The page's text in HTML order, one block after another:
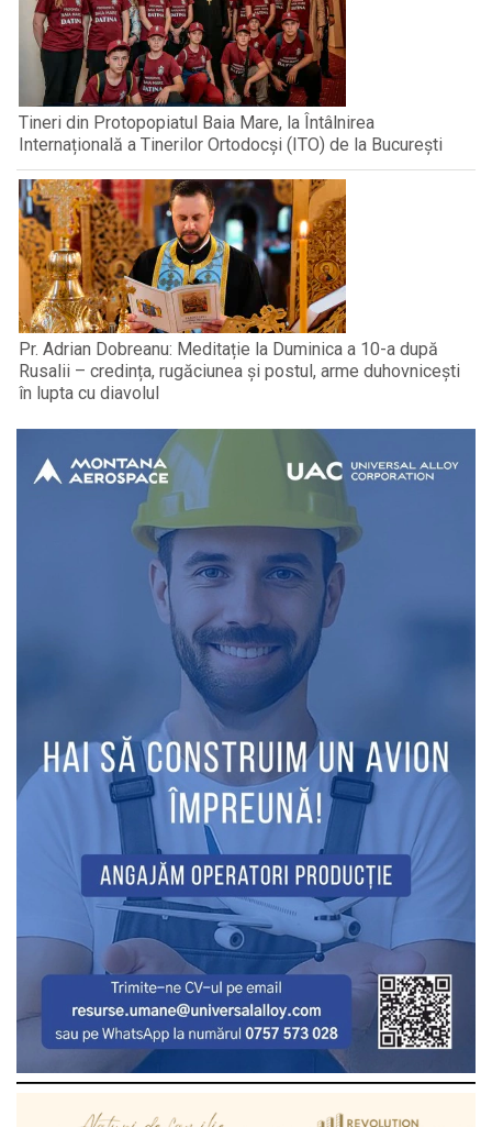
Tineri din Protopopiatul Baia Mare, la Întâlnirea
Internațională a Tinerilor Ortodocși (ITO) de la București
Pr. Adrian Dobreanu: Meditație la Duminica a 10-a după
Rusalii – credința, rugăciunea și postul, arme duhovnicești
în lupta cu diavolul